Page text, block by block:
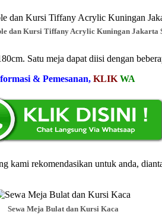
dan Kursi Tiffany Acrylic Kuningan Jakarta
Satu meja dapat diisi dengan
& Pemesanan, KLIK WA
kami rekomendasikan untuk anda,
Sewa Meja Bulat dan Kursi Kaca